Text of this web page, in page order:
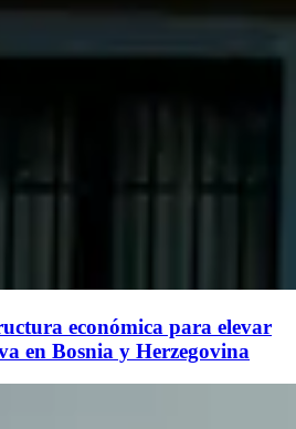
económica para elevar
en Bosnia y Herzegovina